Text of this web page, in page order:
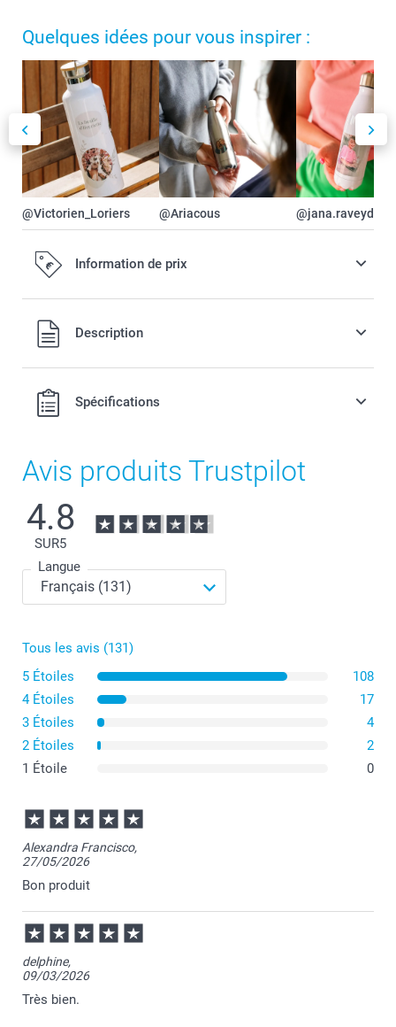
Quelques idées pour vous inspirer :
@Victorien_Loriers @Ariacous @jana.raveydts
Information de prix
Tous les prix sont en EURO (€), TVA incluse et hors frais de
port.
Description
Spécifications
Avis produits Trustpilot
4.8
SUR5
Langue
Tous les avis (131)
5 Étoiles
108
4 Étoiles
17
3 Étoiles
4
2 Étoiles
2
1 Étoile
0
Alexandra Francisco,
27/05/2026
Bon produit
delphine,
09/03/2026
Très bien.